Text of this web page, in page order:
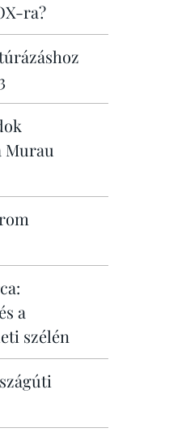
ra?
Murau
a
szélén